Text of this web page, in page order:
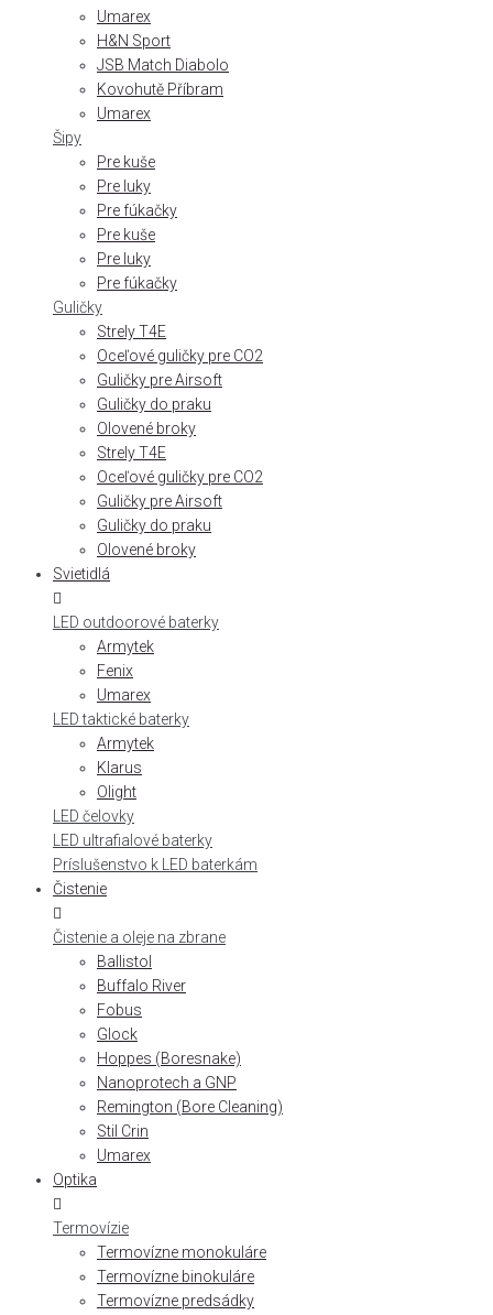
Umarex
H&N Sport
JSB Match Diabolo
Kovohutě Příbram
Umarex
Šipy
Pre kuše
Pre luky
Pre fúkačky
Pre kuše
Pre luky
Pre fúkačky
Guličky
Strely T4E
Oceľové guličky pre CO2
Guličky pre Airsoft
Guličky do praku
Olovené broky
Strely T4E
Oceľové guličky pre CO2
Guličky pre Airsoft
Guličky do praku
Olovené broky
Svietidlá
LED outdoorové baterky
Armytek
Fenix
Umarex
LED taktické baterky
Armytek
Klarus
Olight
LED čelovky
LED ultrafialové baterky
Príslušenstvo k LED baterkám
Čistenie
Čistenie a oleje na zbrane
Ballistol
Buffalo River
Fobus
Glock
Hoppes (Boresnake)
Nanoprotech a GNP
Remington (Bore Cleaning)
Stil Crin
Umarex
Optika
Termovízie
Termovízne monokuláre
Termovízne binokuláre
Termovízne predsádky